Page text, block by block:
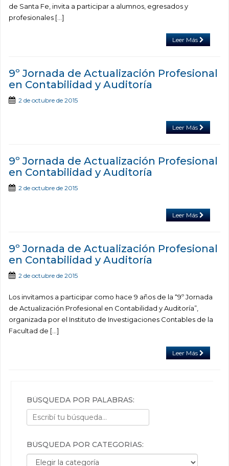
de Santa Fe, invita a participar a alumnos, egresados y
profesionales […]
Leer Más
9º Jornada de Actualización Profesional
en Contabilidad y Auditoría
2 de octubre de 2015
Leer Más
9º Jornada de Actualización Profesional
en Contabilidad y Auditoría
2 de octubre de 2015
Leer Más
9º Jornada de Actualización Profesional
en Contabilidad y Auditoría
2 de octubre de 2015
Los invitamos a participar como hace 9 años de la “9º Jornada
de Actualización Profesional en Contabilidad y Auditoría”,
organizada por el Instituto de Investigaciones Contables de la
Facultad de […]
Leer Más
BÚSQUEDA POR PALABRAS:
BÚSQUEDA POR CATEGORÍAS:
Búsqueda por categorías: